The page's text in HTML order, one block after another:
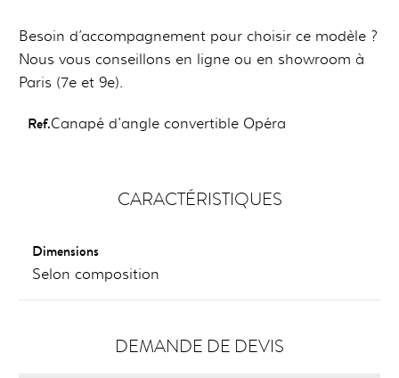
Besoin d’accompagnement pour choisir ce modèle ?
Nous vous conseillons en ligne ou en showroom à
Paris (7e et 9e).
Ref.Canapé d'angle convertible Opéra
CARACTÉRISTIQUES
Dimensions
Selon composition
DEMANDE DE DEVIS